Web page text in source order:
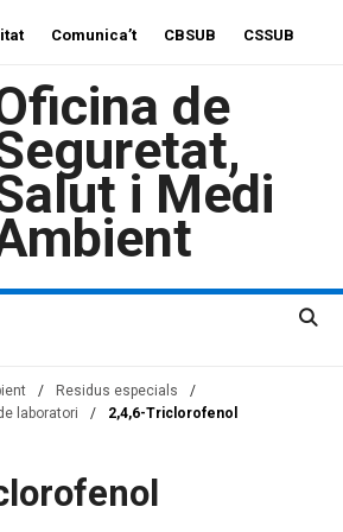
Comunica’t CBSUB CSSUB
de
i Medi
/ Residus especials
/
laboratori
/ 2,4,6-Triclorofenol